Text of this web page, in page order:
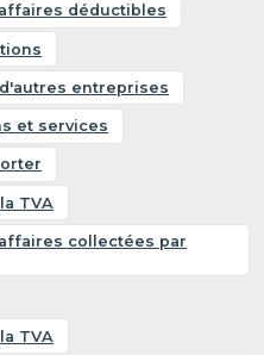
déductibles
entreprises
et services
TVA
collectées par
TVA